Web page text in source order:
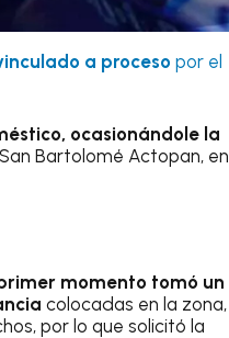
a proceso por el
ocasionándole la
Bartolomé Actopan, en
momento tomó un
colocadas en la zona,
por lo que solicitó la